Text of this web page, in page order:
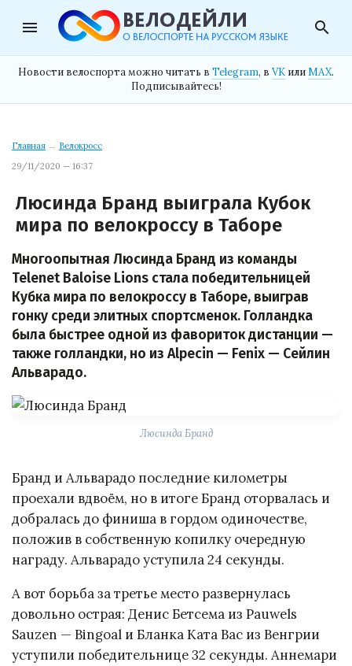
menu search
Новости велоспорта можно читать в Telegram, в VK илиMAX.
Подписывайтесь!
Главная → Велокросс
29/11/2020 — 16:37
Люсинда Бранд выиграла Кубок
мира по велокроссу в Таборе
Многоопытная Люсинда Бранд из команды
Telenet Baloise Lions стала победительницей
Кубка мира по велокроссу в Таборе, выиграв
гонку среди элитных спортсменок. Голландка
была быстрее одной из фавориток дистанции —
также голландки, но из Alpecin — Fenix — Сейлин
Альварадо.
Люсинда Бранд
Бранд и Альварадо последние километры
проехали вдвоём, но в итоге Бранд оторвалась и
добралась до финиша в гордом одиночестве,
положив в собственную копилку очередную
награду. Альварадо уступила 24 секунды.
А вот борьба за третье место развернулась
довольно острая: Денис Бетсема из Pauwels
Sauzen — Bingoal и Бланка Ката Вас из Венгрии
уступили победительнице 32 секунды. Аннемари